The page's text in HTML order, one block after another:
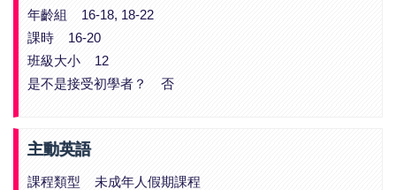
年齡組 16-18, 18-22
課時 16-20
班級大小 12
是不是接受初學者？ 否
主動英語
課程類型 未成年人假期課程